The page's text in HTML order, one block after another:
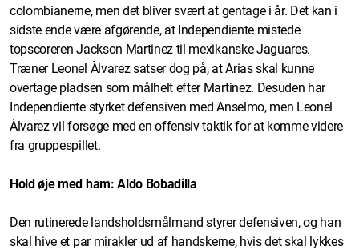
colombianerne, men det bliver svært at gentage i år. Det kan i
sidste ende være afgørende, at Independiente mistede
topscoreren Jackson Martinez til mexikanske Jaguares.
Træner Leonel Àlvarez satser dog på, at Arias skal kunne
overtage pladsen som målhelt efter Martinez. Desuden har
Independiente styrket defensiven med Anselmo, men Leonel
Àlvarez vil forsøge med en offensiv taktik for at komme videre
fra gruppespillet.
Hold øje med ham: Aldo Bobadilla
Den rutinerede landsholdsmålmand styrer defensiven, og han
skal hive et par mirakler ud af handskerne, hvis det skal lykkes